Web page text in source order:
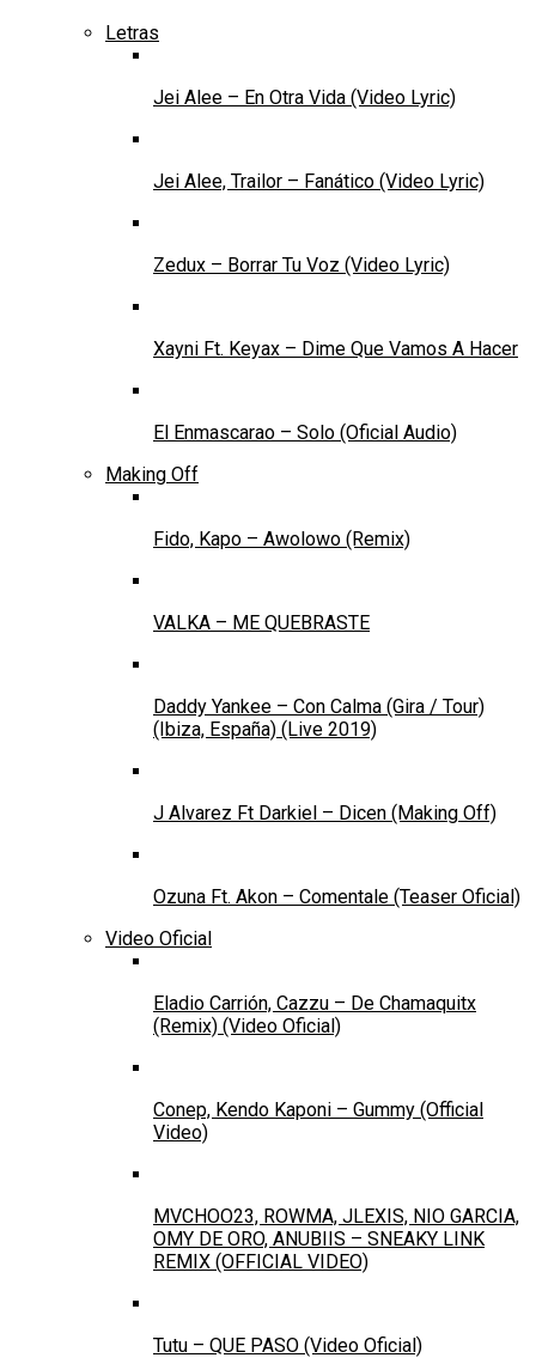
Letras
Jei Alee – En Otra Vida (Video Lyric)
Jei Alee, Trailor – Fanático (Video Lyric)
Zedux – Borrar Tu Voz (Video Lyric)
Xayni Ft. Keyax – Dime Que Vamos A Hacer
El Enmascarao – Solo (Oficial Audio)
Making Off
Fido, Kapo – Awolowo (Remix)
VALKA – ME QUEBRASTE
Daddy Yankee – Con Calma (Gira / Tour)
(Ibiza, España) (Live 2019)
J Alvarez Ft Darkiel – Dicen (Making Off)
Ozuna Ft. Akon – Comentale (Teaser Oficial)
Video Oficial
Eladio Carrión, Cazzu – De Chamaquitx
(Remix) (Video Oficial)
Conep, Kendo Kaponi – Gummy (Official
Video)
MVCHOO23, ROWMA, JLEXIS, NIO GARCIA,
OMY DE ORO, ANUBIIS – SNEAKY LINK
REMIX (OFFICIAL VIDEO)
Tutu – QUE PASO (Video Oficial)